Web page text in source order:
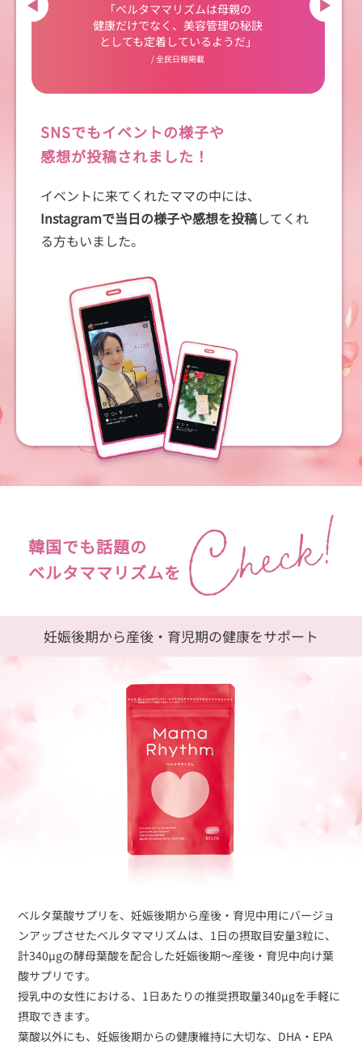
「ベルタママリズムは母親の
健康だけでなく、美容管理の秘訣
としても定着しているようだ」
/ 全民日報掲載
SNSでもイベントの様子や
感想が投稿されました！
イベントに来てくれたママの中には、
Instagramで当日の様子や感想を投稿してくれ
る方もいました。
韓国でも話題の
ベルタママリズムを
妊娠後期から産後・育児期の健康をサポート
ベルタ葉酸サプリを、妊娠後期から産後・育児中用にバージョ
ンアップさせたベルタママリズムは、1日の摂取目安量3粒に、
計340µgの酵母葉酸を配合した妊娠後期～産後・育児中向け葉
酸サプリです。
授乳中の女性における、1日あたりの推奨摂取量340µgを手軽に
摂取できます。
葉酸以外にも、妊娠後期からの健康維持に大切な、DHA・EPA